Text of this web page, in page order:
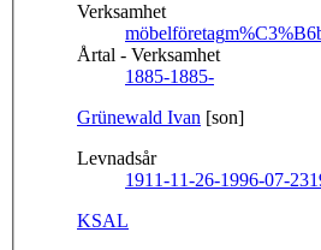
Verksamhet
möbelföretag
Årtal - Verksamhet
1885-1885-
Grünewald Ivan [son]
Levnadsår
1911-11-26-1996-07-23
KSAL